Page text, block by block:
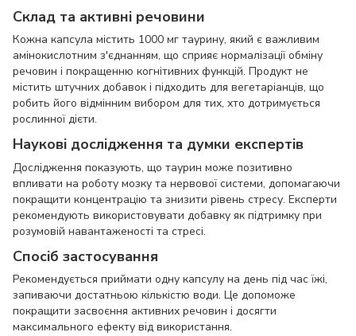
Склад та активні речовини
Кожна капсула містить 1000 мг таурину, який є важливим
амінокислотним з'єднанням, що сприяє нормалізації обміну
речовин і покращенню когнітивних функцій. Продукт не
містить штучних добавок і підходить для вегетаріанців, що
робить його відмінним вибором для тих, хто дотримується
рослинної дієти.
Наукові дослідження та думки експертів
Дослідження показують, що таурин може позитивно
впливати на роботу мозку та нервової системи, допомагаючи
покращити концентрацію та знизити рівень стресу. Експерти
рекомендують використовувати добавку як підтримку при
розумовій навантаженості та стресі.
Спосіб застосування
Рекомендується приймати одну капсулу на день під час їжі,
запиваючи достатньою кількістю води. Це допоможе
покращити засвоєння активних речовин і досягти
максимального ефекту від використання.